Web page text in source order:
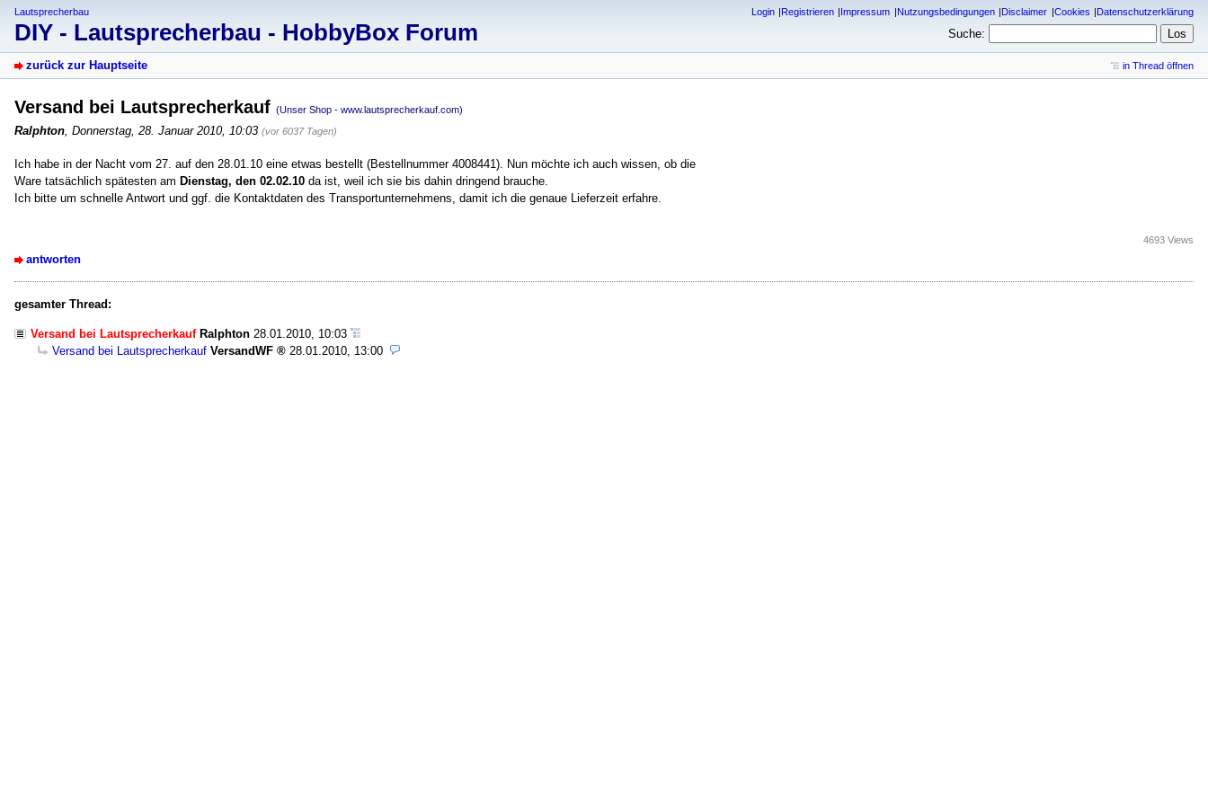
Lautsprecherbau
DIY - Lautsprecherbau - HobbyBox Forum
Login Registrieren Impressum Nutzungsbedingungen Disclaimer Cookies Datenschutzerklärung
Suche:
zurück zur Hauptseite in Thread öffnen
Versand bei Lautsprecherkauf (Unser Shop - www.lautsprecherkauf.com)
Ralphton, Donnerstag, 28. Januar 2010, 10:03 (vor 6037 Tagen)
Ich habe in der Nacht vom 27. auf den 28.01.10 eine etwas bestellt (Bestellnummer 4008441). Nun möchte ich auch wissen, ob die
Ware tatsächlich spätesten am Dienstag, den 02.02.10 da ist, weil ich sie bis dahin dringend brauche.
Ich bitte um schnelle Antwort und ggf. die Kontaktdaten des Transportunternehmens, damit ich die genaue Lieferzeit erfahre.
antworten
4693 Views
gesamter Thread:
Versand bei Lautsprecherkauf Ralphton 28.01.2010, 10:03
Versand bei Lautsprecherkauf VersandWF 28.01.2010, 13:00